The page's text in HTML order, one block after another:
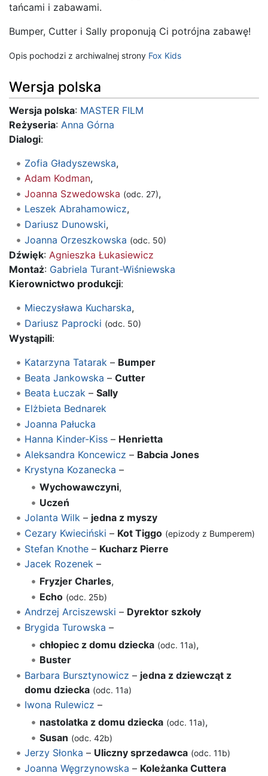
tańcami i zabawami.
Bumper, Cutter i Sally proponują Ci potrójna zabawę!
Opis pochodzi z archiwalnej strony Fox Kids
Wersja polska
Wersja polska: MASTER FILM
Reżyseria: Anna Górna
Dialogi:
Zofia Gładyszewska,
Adam Kodman,
Joanna Szwedowska (odc. 27),
Leszek Abrahamowicz,
Dariusz Dunowski,
Joanna Orzeszkowska (odc. 50)
Dźwięk: Agnieszka Łukasiewicz
Montaż: Gabriela Turant-Wiśniewska
Kierownictwo produkcji:
Mieczysława Kucharska,
Dariusz Paprocki (odc. 50)
Wystąpili:
Katarzyna Tatarak– Bumper
Beata Jankowska – Cutter
Beata Łuczak– Sally
Elżbieta Bednarek
Joanna Pałucka
Hanna Kinder-Kiss– Henrietta
Aleksandra Koncewicz – Babcia Jones
Krystyna Kozanecka –
Wychowawczyni,
Uczeń
Jolanta Wilk– jedna z myszy
Cezary Kwieciński – Kot Tiggo (epizody z Bumperem)
Stefan Knothe– Kucharz Pierre
Jacek Rozenek–
Fryzjer Charles,
Echo (odc. 25b)
Andrzej Arciszewski – Dyrektor szkoły
Brygida Turowska –
chłopiec z domu dziecka (odc. 11a),
Buster
Barbara Bursztynowicz – jedna z dziewcząt z
domu dziecka (odc. 11a)
Iwona Rulewicz –
nastolatka z domu dziecka (odc. 11a),
Susan (odc. 42b)
Jerzy Słonka – Uliczny sprzedawca (odc. 11b)
Joanna Węgrzynowska – Koleżanka Cuttera